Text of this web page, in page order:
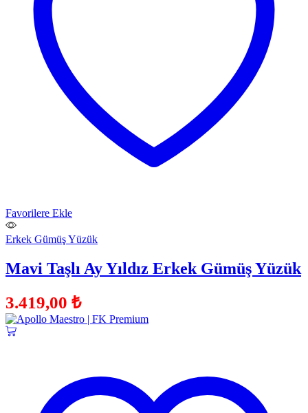
Favorilere Ekle
Erkek Gümüş Yüzük
Mavi Taşlı Ay Yıldız Erkek Gümüş Yüzük
3.419,00 ₺